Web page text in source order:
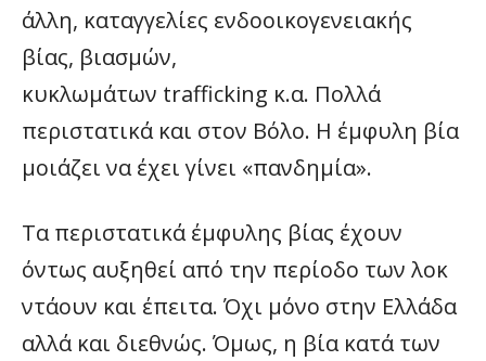
άλλη, καταγγελίες ενδοοικογενειακής
βίας, βιασμών,
κυκλωμάτων trafficking κ.α. Πολλά
περιστατικά και στον Βόλο. Η έμφυλη βία
μοιάζει να έχει γίνει «πανδημία».
Τα περιστατικά έμφυλης βίας έχουν
όντως αυξηθεί από την περίοδο των λοκ
ντάουν και έπειτα. Όχι μόνο στην Ελλάδα
αλλά και διεθνώς. Όμως, η βία κατά των